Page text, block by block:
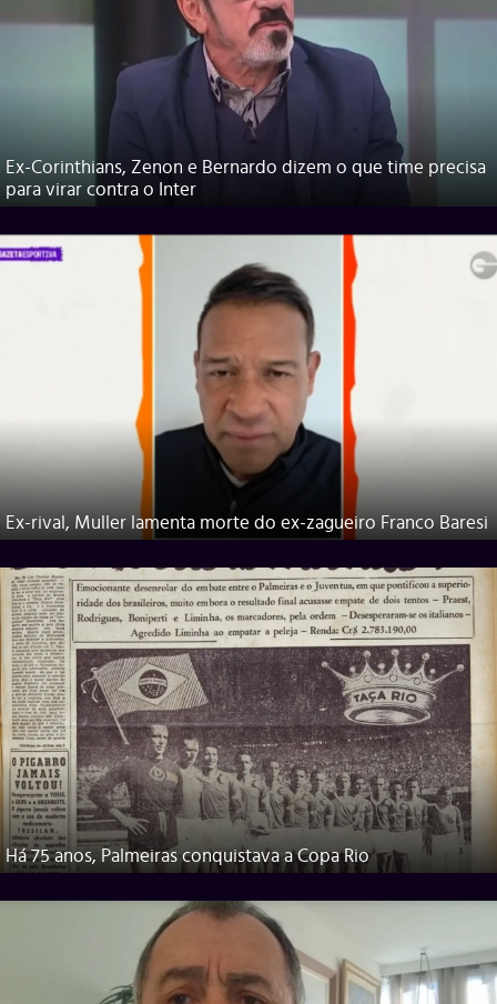
Ex-Corinthians, Zenon e Bernardo dizem o que time precisa
para virar contra o Inter
Ex-rival, Muller lamenta morte do ex-zagueiro Franco Baresi
Há 75 anos, Palmeiras conquistava a Copa Rio